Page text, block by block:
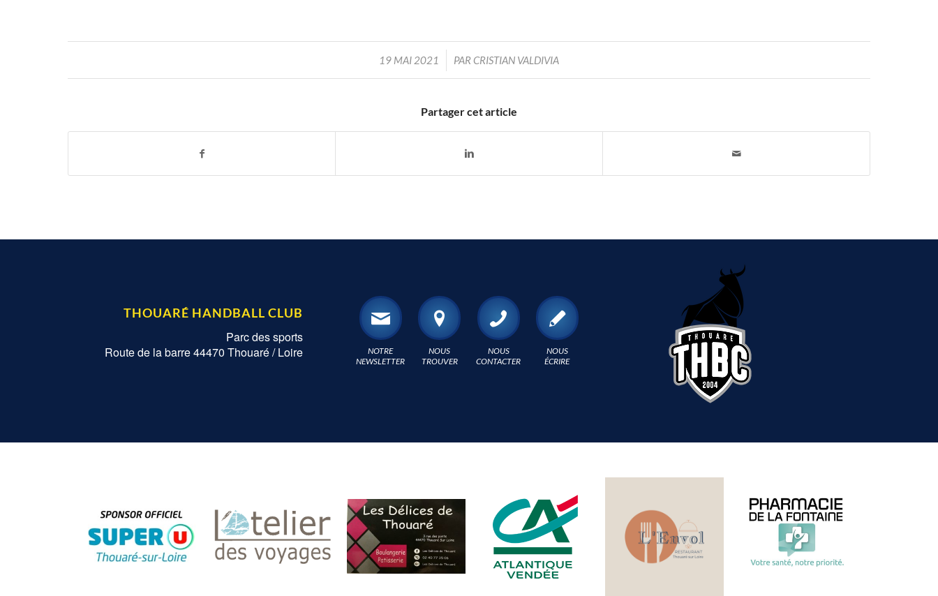
19 MAI 2021
/ PARCRISTIAN VALDIVIA
Partager cet article
THOUARÉ HANDBALL CLUB
Parc des sports
Route de la barre 44470 Thouaré / Loire
NOTRE
NEWSLETTER
NOUS
TROUVER
NOUS
CONTACTER
NOUS
ÉCRIRE